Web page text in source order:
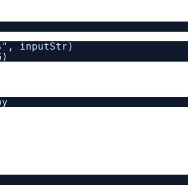
inputStr)